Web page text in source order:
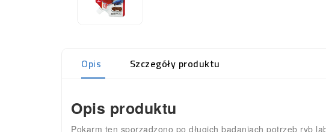
Opis Szczegóły produktu
Opis produktu
Pokarm ten sporządzono po długich badaniach potrzeb ryb